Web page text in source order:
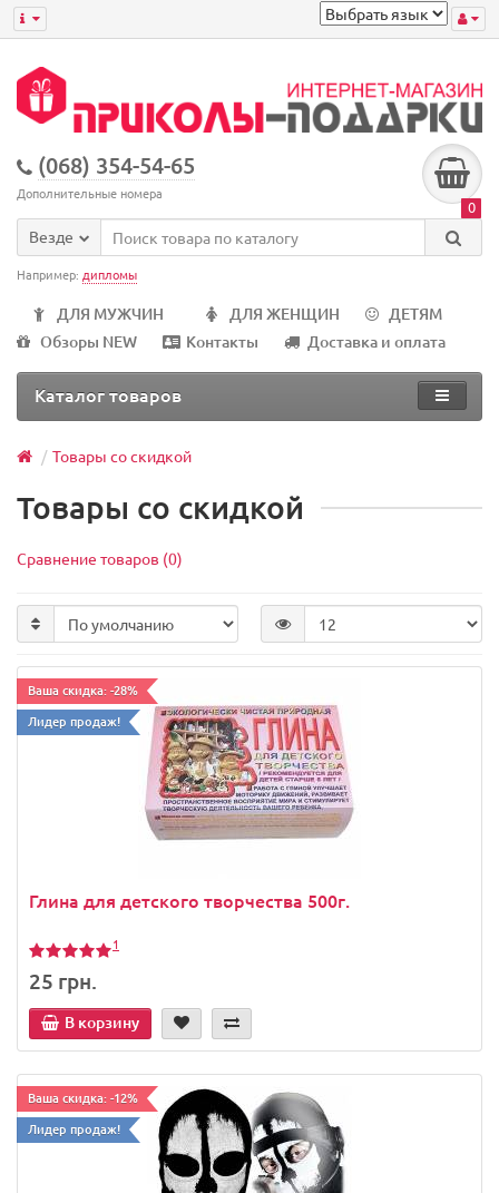
(068) 354-54-65
Дополнительные номера
0
Везде
Например: дипломы
ДЛЯ МУЖЧИН ДЛЯ ЖЕНЩИН
ДЕТЯМ
Обзоры NEW
Контакты Доставка и оплата
Каталог товаров
Товары со скидкой
Товары со скидкой
Сравнение товаров (0)
Ваша скидка: -28%
Лидер продаж!
Глина для детского творчества 500г.
1
25 грн.
В корзину
Ваша скидка: -12%
Лидер продаж!